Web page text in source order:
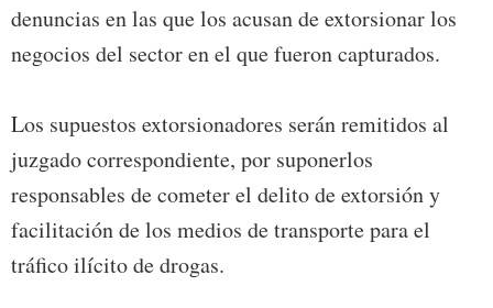
denuncias en las que los acusan de extorsionar los
negocios del sector en el que fueron capturados.
Los supuestos extorsionadores serán remitidos al
juzgado correspondiente, por suponerlos
responsables de cometer el delito de extorsión y
facilitación de los medios de transporte para el
tráfico ilícito de drogas.